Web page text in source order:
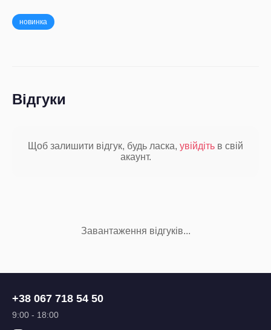
новинка
Відгуки
Щоб залишити відгук, будь ласка, увійдіть в свій
акаунт.
Завантаження відгуків...
+38 067 718 54 50
9:00 - 18:00